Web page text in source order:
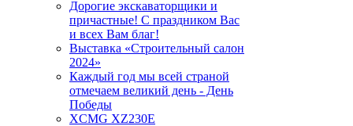
Дорогие экскаваторщики и
причастные! С праздником Вас
и всех Вам благ!
Выставка «Строительный салон
2024»
Каждый год мы всей страной
отмечаем великий день - День
Победы
XCMG XZ230E